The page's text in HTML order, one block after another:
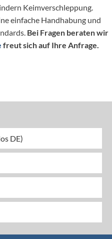
Keimverschleppung.
einfache Handhabung und
Bei Fragen beraten wir
freut sich auf Ihre Anfrage.
DE)